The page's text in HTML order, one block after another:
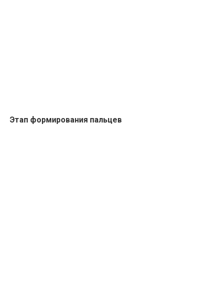
Этап формирования пальцев